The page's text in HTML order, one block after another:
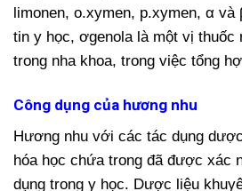
limonen, o.xymen, p.xymen, α và
tin y học, ơgenola là một vị thuốc
trong nha khoa, trong việc tổng
Công dụng của hương nhu
Hương nhu với các tác dụng
hóa học chứa trong đã được xác
dụng trong y học. Dược liệu